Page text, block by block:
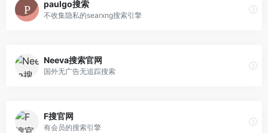
paulgo搜索
不收集隐私的searxng搜索引擎
Neeva搜索官网
国外无广告无追踪搜索
F搜官网
有会员的搜索引擎